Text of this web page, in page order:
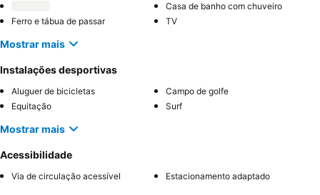
Casa de banho com chuveiro
Ferro e tábua de passar
TV
Mostrar mais
Instalações desportivas
Aluguer de bicicletas
Campo de golfe
Equitação
Surf
Mostrar mais
Acessibilidade
Via de circulação acessível Estacionamento adaptado